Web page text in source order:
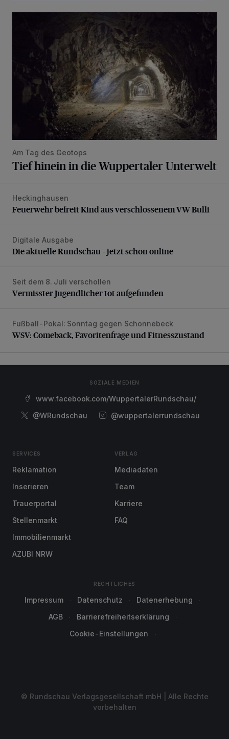
Am Tag des Geotops
Tief hinein in die Wuppertaler Unterwelt
Feuerwehr befreit Kind aus verschlossenem VW Bulli
Heckinghausen
Feuerwehr befreit Kind aus verschlossenem VW Bulli
Die aktuelle Rundschau – jetzt schon online
Digitale Ausgabe
Die aktuelle Rundschau – jetzt schon online
Vermisster Jugendlicher tot aufgefunden
Seit dem 8. Juli verschollen
Vermisster Jugendlicher tot aufgefunden
WSV: Comeback, Favoritenfrage und Fitnesszustand
Fußball-Pokal: Sonntag gegen Schonnebeck
WSV: Comeback, Favoritenfrage und Fitnesszustand
SOZIALE MEDIEN
www.facebook.com/WuppertalerRundschau/
@WRundschau
@wuppertalerrundschau
SERVICES
Reklamation
Inserieren
Trauerportal
Stellenmarkt
Immobilienmarkt
AZUBI NRW
VERLAG
Mediadaten
Team
Karriere
FAQ
RECHTLICHES
Impressum Datenschutz
Datenerhebung
AGB
Barrierefreiheitserklärung
Cookie-Einstellungen
© Rundschau Verlagsgesellschaft mbH | Alle Rechte
vorbehalten